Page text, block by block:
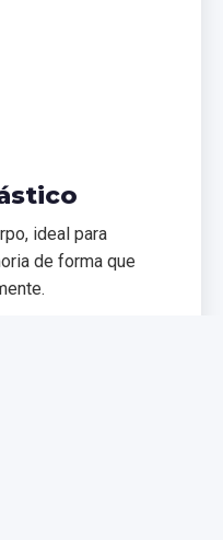
ideal para
de forma que